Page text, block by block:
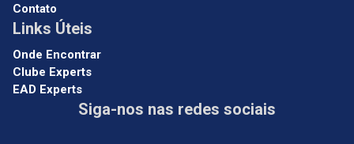
Contato
Links Úteis
Onde Encontrar
Clube Experts
EAD Experts
Siga-nos nas redes sociais